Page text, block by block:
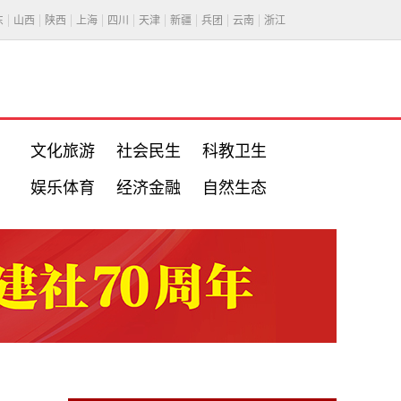
山西 陕西 上海 四川 天津 新疆 兵团 云南 浙江
文化旅游 社会民生 科教卫生
娱乐体育 经济金融 自然生态